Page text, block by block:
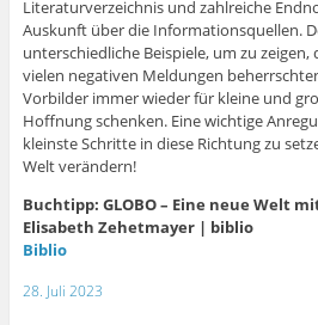
Literaturverzeichnis und zahlreiche
Auskunft über die Informationsquellen.
unterschiedliche Beispiele, um zu zeigen,
vielen negativen Meldungen
Vorbilder immer wieder für kleine und
Hoffnung schenken. Eine wichtige
kleinste Schritte in diese Richtung zu
Welt verändern!
Buchtipp: GLOBO – Eine neue Welt
Elisabeth Zehetmayer | biblio
Biblio
28. Juli 2023